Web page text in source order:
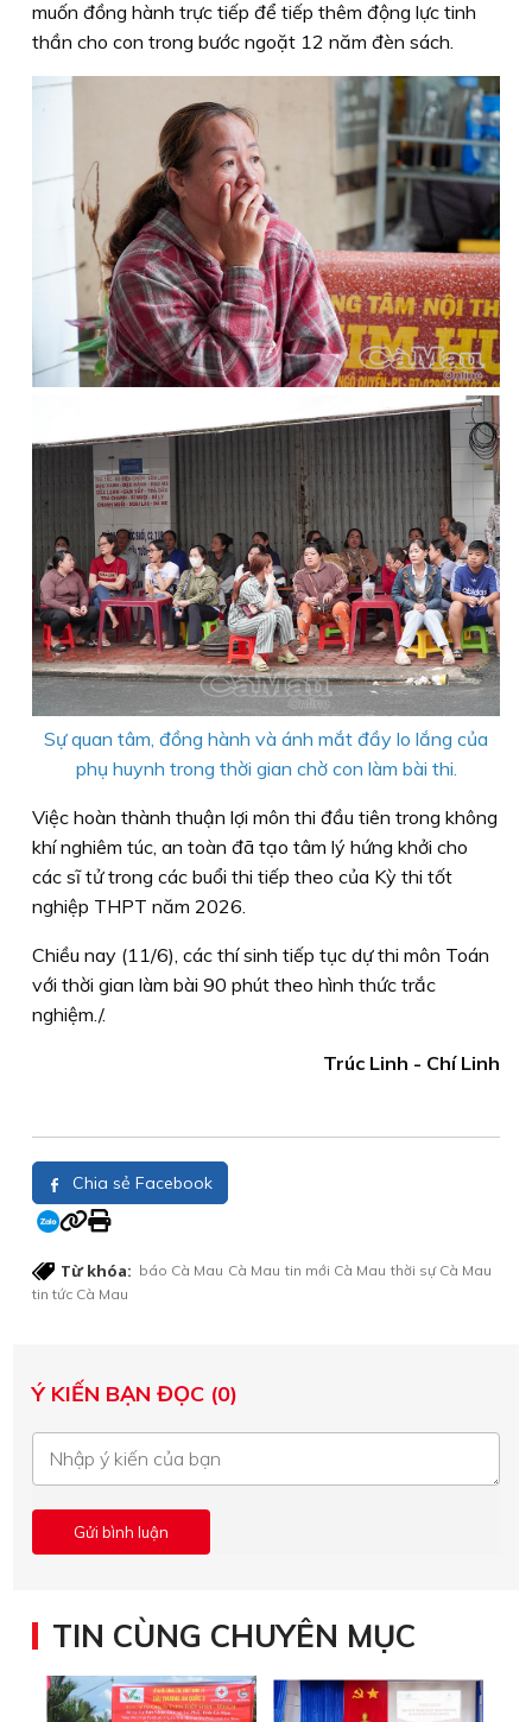
muốn đồng hành trực tiếp để tiếp thêm động lực tinh
thần cho con trong bước ngoặt 12 năm đèn sách.
Sự quan tâm, đồng hành và ánh mắt đầy lo lắng của
phụ huynh trong thời gian chờ con làm bài thi.
Việc hoàn thành thuận lợi môn thi đầu tiên trong không
khí nghiêm túc, an toàn đã tạo tâm lý hứng khởi cho
các sĩ tử trong các buổi thi tiếp theo của Kỳ thi tốt
nghiệp THPT năm 2026.
Chiều nay (11/6), các thí sinh tiếp tục dự thi môn Toán
với thời gian làm bài 90 phút theo hình thức trắc
nghiệm./.
Trúc Linh - Chí Linh
Chia sẻ Facebook
Từ khóa: báo Cà Mau Cà Mau tin mới Cà Mau thời sự Cà Mau
tin tức Cà Mau
Ý KIẾN BẠN ĐỌC (0)
TIN CÙNG CHUYÊN MỤC